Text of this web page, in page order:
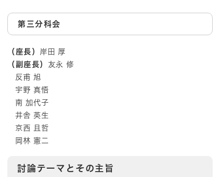
第三分科会
（座長） 岸田 厚
（副座長） 友永 修
反甫 旭
宇野 真悟
南 加代子
井舎 英生
京西 且哲
岡林 憲二
討論テーマとその主旨